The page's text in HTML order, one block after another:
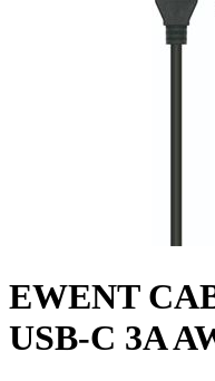
EWENT
USB-C 3A